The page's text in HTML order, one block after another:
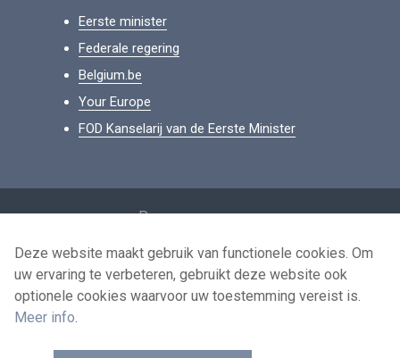
Eerste minister
Federale regering
Belgium.be
Your Europe
FOD Kanselarij van de Eerste Minister
Persoonsgegevens
Voorwaarden voor het hergebruik
Contacteer ons
Deze website maakt gebruik van functionele cookies. Om
uw ervaring te verbeteren, gebruikt deze website ook
optionele cookies waarvoor uw toestemming vereist is.
Meer info.